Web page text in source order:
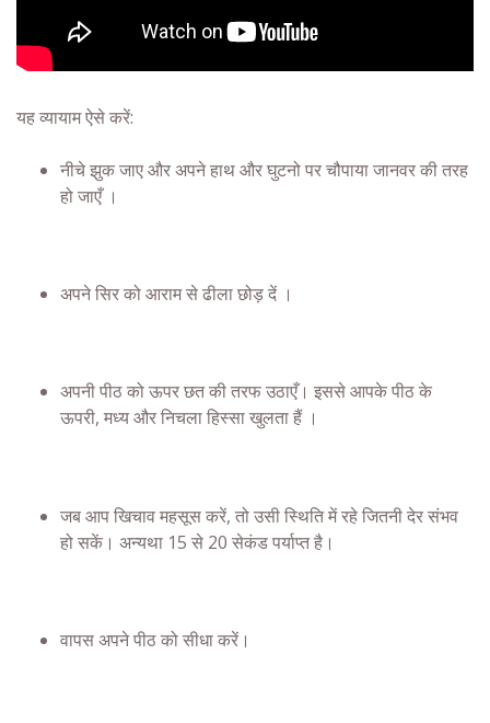
यहव्यायाम ऐसे करें:
नीचे झुक जाए और अपने हाथ और घुटनो पर चौपाया जानवर की तरह
हो जाएँ ।
अपने सिर को आराम से ढीला छोड़ दें ।
अपनी पीठ को ऊपर छत की तरफ उठाएँ। इससे आपके पीठ के
ऊपरी, मध्य और निचला हिस्सा खुलता हैं ।
जब आप खिचाव महसूस करें, तो उसी स्थिति में रहे जितनीदेरसंभव
हो सकें। अन्यथा 15 से 20 सेकंड पर्याप्त है।
वापस अपने पीठ को सीधाकरें ।